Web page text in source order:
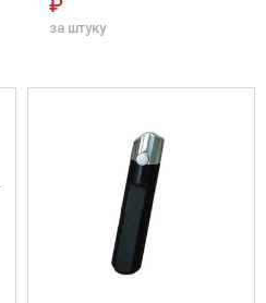
за штуку